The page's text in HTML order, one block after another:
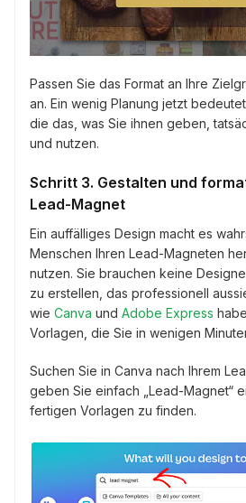
Passen Sie das Format an Ihre
an. Ein wenig Planung jetzt
die das, was Sie ihnen geben,
und nutzen.
Schritt 3. Gestalten und
Lead-Magnet
Ein auffälliges Design macht es
Menschen Ihren Lead-Magneten
nutzen. Sie brauchen keine
zu erstellen, das professionell
wie Canva und Adobe Express
Vorlagen, die Sie in wenigen
Suchen Sie in Canva nach Ihrem
geben Sie einfach „Lead-Magnet“
fertigen Vorlagen zu finden.